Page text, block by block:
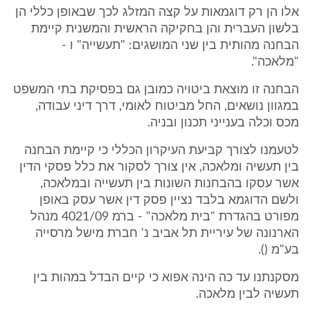
אלו הן רק דוגמאות על קצה המזלג לכך שבאופן כללי הן
בלשון העברית והן בחקיקה הראשית והמשנית קיימת
הבחנה מהותית בין שני המושגים: "תעשייה" ו -
"מלאכה".
הבחנה זו מוצאת ביטויה כמובן גם בפסיקת בתי המשפט
במגוון נושאים, החל מביטוח לאומי, דרך דיני עבודה,
מכס וכלה בענייני תכנון ובניה.
לטעמנו לצורך קביעת העיקרון הכללי כי קיימת הבחנה
בין תעשיה ומלאכה, אין צורך לסקור את כלל פסקי הדין
אשר עסקו בהבחנות השונות בין תעשייה ובמלאכה,
ולשם הדוגמא בלבד נציין פסק דין אשר עסק באופן
מפורט בהגדרת "בית מלאכה" - ברמ 4021/09 מנהל
הארנונה של עיריית תל אביב נ' חברת מישל מרסייה
בע"מ ().
מסקנתנו עד כה הינה אפוא כי קיים הבדל במהות בין
תעשיה לבין מלאכה.